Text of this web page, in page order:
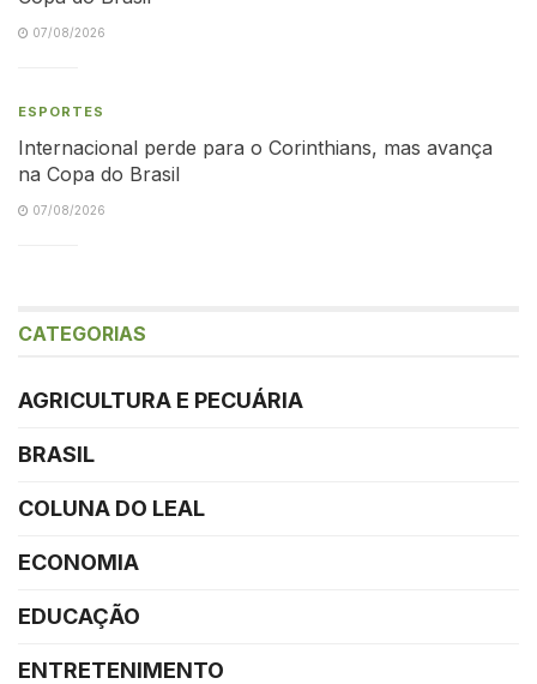
07/08/2026
ESPORTES
Internacional perde para o Corinthians, mas avança
na Copa do Brasil
07/08/2026
CATEGORIAS
AGRICULTURA E PECUÁRIA
BRASIL
COLUNA DO LEAL
ECONOMIA
EDUCAÇÃO
ENTRETENIMENTO